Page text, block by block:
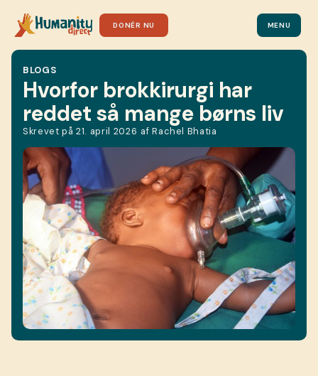
DONÉR NU MENU
BLOGS
Hvorfor brokkirurgi har
reddet så mange børns liv
Skrevet på 21. april 2026 af Rachel Bhatia